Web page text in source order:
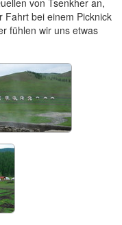
von Tsenkher an,
Fahrt bei einem Picknick
fühlen wir uns etwas